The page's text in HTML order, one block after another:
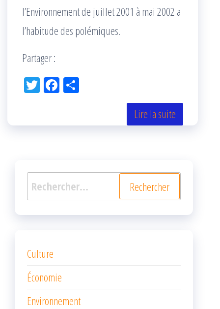
l’Environnement de juillet 2001 à mai 2002 a
l’habitude des polémiques.
Partager :
Tw Fac
k r
Lire la suite
Rechercher :
Culture
Économie
Environnement